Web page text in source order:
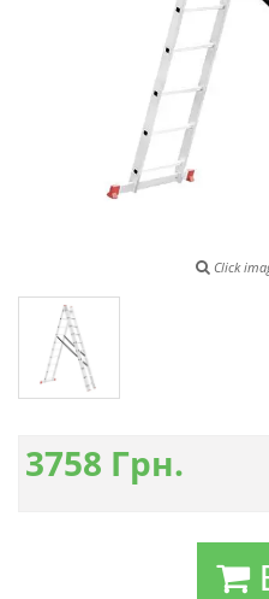
Click
3758 Грн.